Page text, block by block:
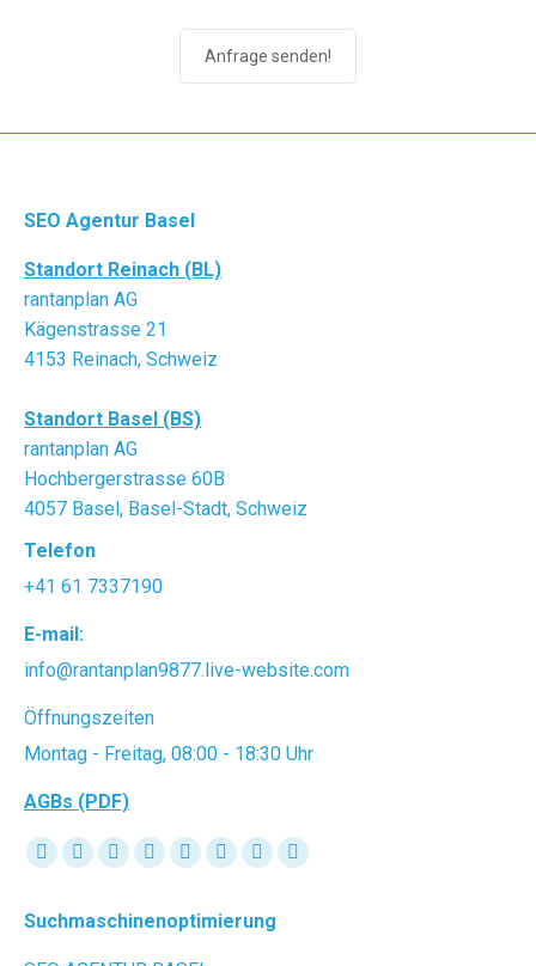
Anfrage senden!
SEO Agentur Basel
Standort Reinach (BL)
rantanplan AG
Kägenstrasse 21
4153 Reinach, Schweiz
Standort Basel (BS)
rantanplan AG
Hochbergerstrasse 60B
4057 Basel, Basel-Stadt, Schweiz
Telefon
+41 61 7337190
E-mail:
info@rantanplan9877.live-website.com
Öffnungszeiten
Montag - Freitag, 08:00 - 18:30 Uhr
AGBs (PDF)
Find us on:
Facebook
opens
in
X
opens
in
YouTube
opens
in
Linkedin
opens
in
Instagram
opens
in
Mail
opens
Website
opens
XING
Suchmaschinenoptimierung